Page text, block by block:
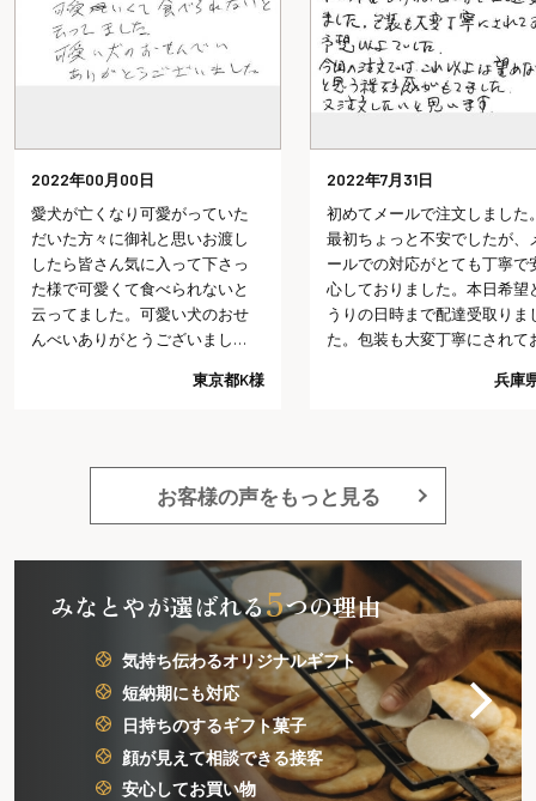
2022年7月31日
初めてメールで注文しました。
最初ちょっと不安でしたが、メ
ールでの対応がとても丁寧で安
心しておりました。本日希望ど
うりの日時まで配達受取りまし
た。包装も大変丁寧にされてお
では、これ以上は望めないだろ
兵庫県I様
2022年7月29日
会社を退職する時にみなとや
んの七福にゃんべいと文字入
おせんべいを配り、皆さんに
「カワイイね、どこで頼んだ
の？今度使ってみようかな」
言っていただけました。以前
いしたのですが、物だけでな
大勢の人にあげたので、金額
かなりかかったので、もう少
神奈川
お客様の声をもっと見る
みなとやが選ばれる5つの理由
気持ち伝わるオリジナルギフト
短納期にも対応
日持ちのするギフト菓子
顔が見えて相談できる接客
安心してお買い物